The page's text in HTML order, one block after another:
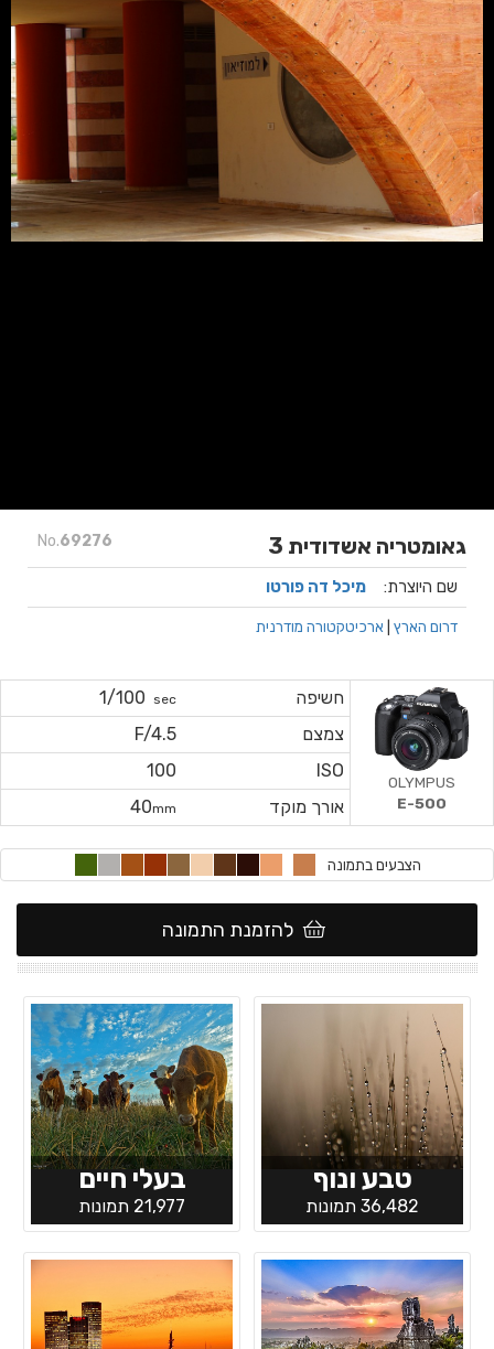
No.69276 גאומטריה אשדודית 3
שם היוצרת: מיכל דה פורטו
דרום הארץ ארכיטקטורה מודרנית
חשיפה sec
1/100
צמצם
F/4.5
ISO
100
אורך מוקד
40mm
OLYMPUS
E-500
הצבעים בתמונה
להזמנת התמונה
טבע ונוף
36,482 תמונות
בעלי חיים
21,977 תמונות